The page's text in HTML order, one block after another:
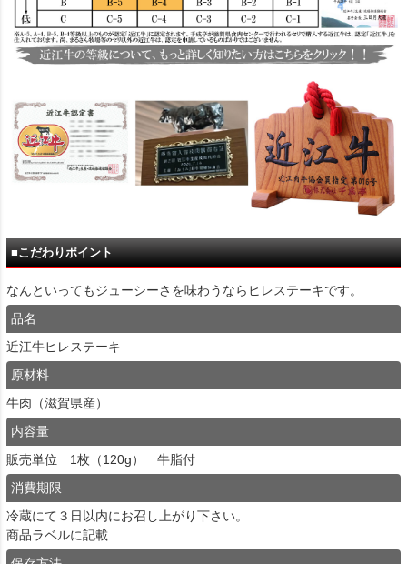
■こだわりポイント
なんといってもジューシーさを味わうならヒレステーキです。
品名
近江牛ヒレステーキ
原材料
牛肉（滋賀県産）
内容量
販売単位 1枚（120g） 牛脂付
消費期限
冷蔵にて３日以内にお召し上がり下さい。
商品ラベルに記載